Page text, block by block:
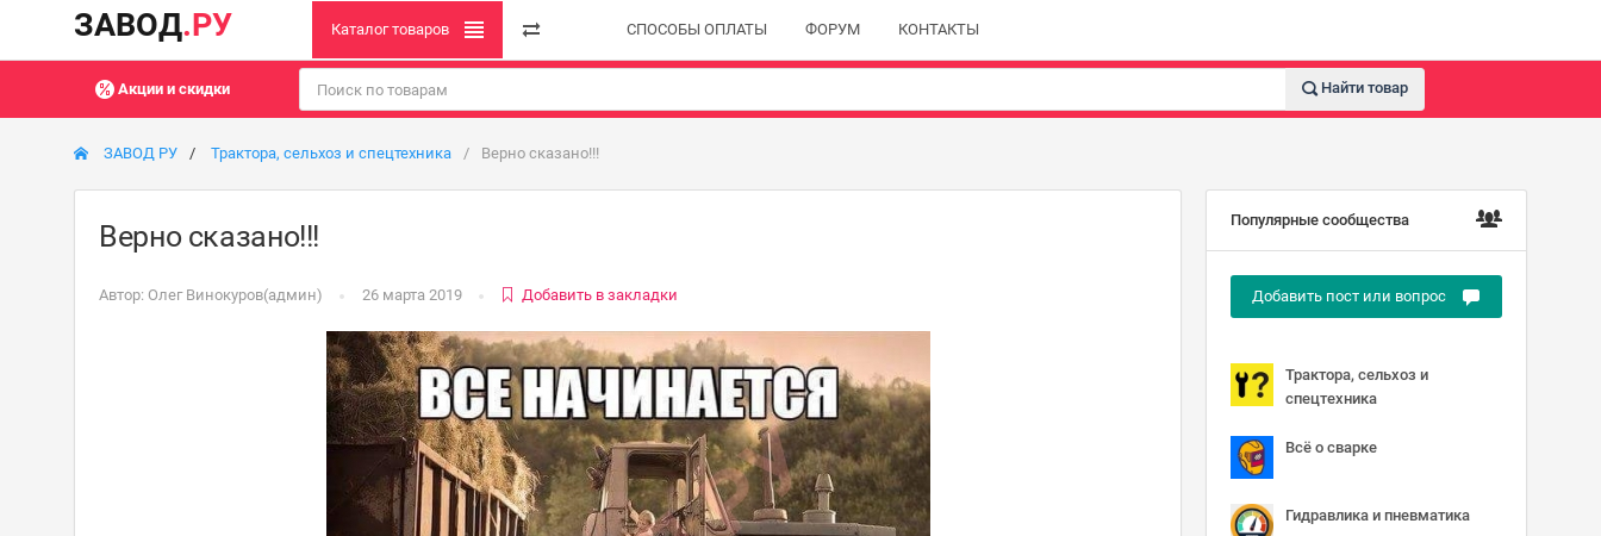
ЗАВОД.РУ Каталог товаров СПОСОБЫ ОПЛАТЫ ФОРУМ КОНТАКТЫ
Акции и скидки Найти товар
ЗАВОД РУ Трактора, сельхоз и спецтехника Верно сказано!!!
Верно сказано!!!
Автор: Олег Винокуров(админ) 26 марта 2019 Добавить в закладки
Популярные сообщества
Добавить пост или вопрос
Трактора, сельхоз и
спецтехника
Всё о сварке
Гидравлика и пневматика